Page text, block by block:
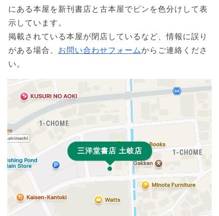
にある本屋を新刊書店と古本屋でピンを色分けして表
示しています。
掲載されている本屋が閉店しているなど、情報に誤り
がある場合、 お問い合わせフォームからご連絡くださ
い。
三洋堂書店 土岐店